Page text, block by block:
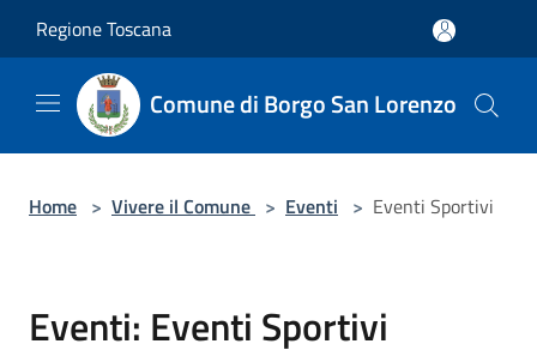
Regione Toscana
Comune di Borgo San Lorenzo
Home > Vivere il Comune > Eventi > Eventi Sportivi
Eventi: Eventi Sportivi